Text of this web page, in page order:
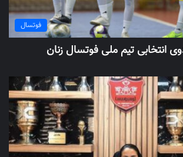
فوتسال
انتخابی تیم ملی فوتسال زنان